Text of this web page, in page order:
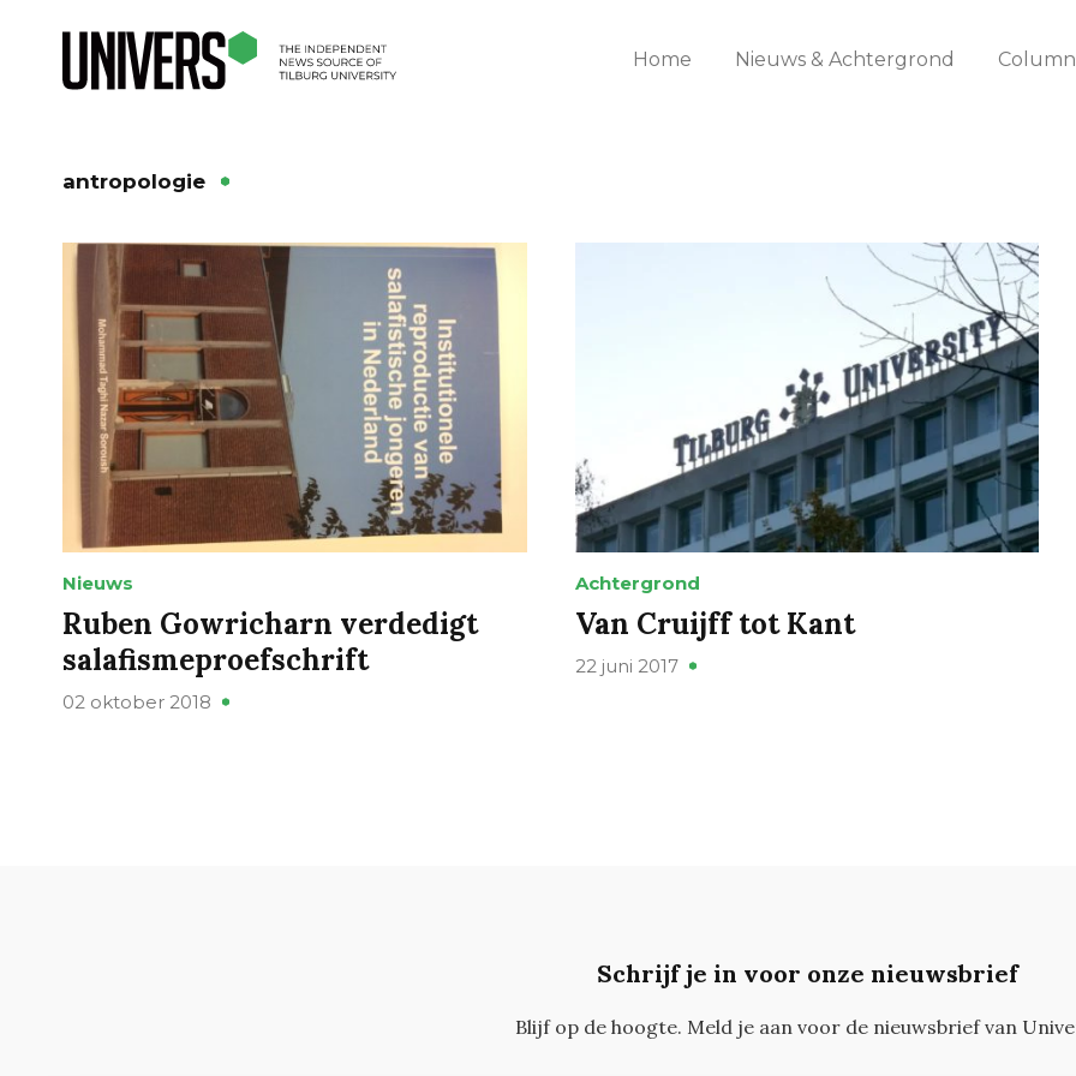
Home Nieuws & Achtergrond
antropologie
Nieuws
Ruben Gowricharn verdedigt
salafismeproefschrift
02 oktober 2018
Achtergrond
Van Cruijff tot Kant
22 juni 2017
Schrijf je in voor onze nieuwsbrief
Blijf op de hoogte. Meld je aan voor de nieuwsbrief van